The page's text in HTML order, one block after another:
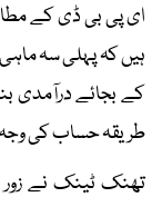
ای پی بی ڈی کے
ہیں کہ پہلی سہ
کے بجائے درآمدی
طریقہ حساب کی
تھنک ٹینک نے زور